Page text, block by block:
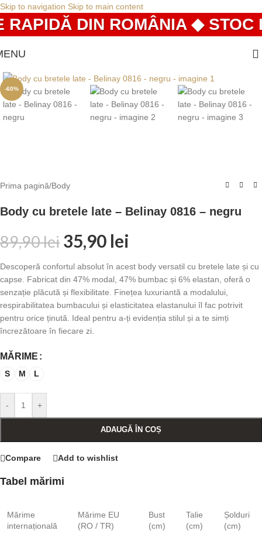
Skip to navigation Skip to main content
DIN ROMÂNIA ◆ STOC
-60%
Prima pagină/Body
Body cu bretele late – Belinay 0816 – negru
89,90lei 35,90 lei
Descoperă confortul absolut în acest body versatil cu bretele late și cu
capse. Fabricat din 47% modal, 47% bumbac și 6% elastan, oferă o
senzație plăcută și flexibilitate. Finețea luxuriantă a modalului,
respirabilitatea bumbacului și elasticitatea elastanului îl fac potrivit
pentru orice ținută. Ideal pentru a-ți evidenția stilul și a te simți
încrezătoare în fiecare zi.
MĂRIME
S M L
- +
ADAUGĂ ÎN COȘ
Compare Add to wishlist
Tabel mărimi
Mărime
internațională
Mărime EU
(RO / TR)
Bust
(cm)
Talie
(cm)
Șolduri
(cm)